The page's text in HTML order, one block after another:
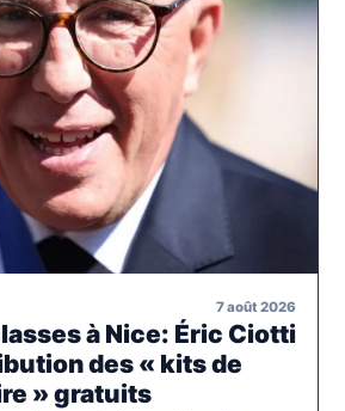
7 août 2026
à Nice: Éric Ciotti
des « kits de
» gratuits